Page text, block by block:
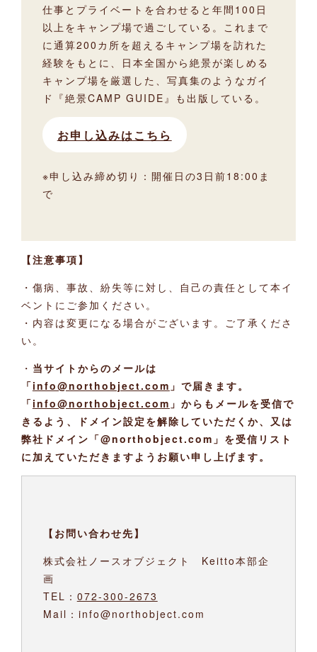
仕事とプライベートを合わせると年間100日
以上をキャンプ場で過ごしている。これまで
に通算200カ所を超えるキャンプ場を訪れた
経験をもとに、日本全国から絶景が楽しめる
キャンプ場を厳選した、写真集のようなガイ
ド『絶景CAMP GUIDE』も出版している。
お申し込みはこちら
※申し込み締め切り：開催日の3日前18:00ま
で
【注意事項】
・傷病、事故、紛失等に対し、自己の責任として本イ
ベントにご参加ください。
・内容は変更になる場合がございます。ご了承くださ
い。
・ 当サイトからのメールは
「info@northobject.com 」で届きます。
「info@northobject.com 」からもメールを受信で
きるよう、ドメイン設定を解除していただくか、又は
弊社ドメイン「@northobject.com」を受信リスト
に加えていただきますようお願い申し上げます。
【お問い合わせ先】
株式会社ノースオブジェクト Keitto本部企
画
TEL： 072-300-2673
Mail：info@northobject.com